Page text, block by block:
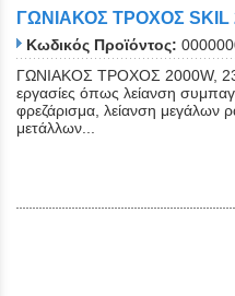
ΓΩΝΙΑΚΟΣ ΤΡΟΧΟΣ SKIL
Κωδικός Προϊόντος:
ΓΩΝΙΑΚΟΣ ΤΡΟΧΟΣ 2000W,
εργασίες όπως λείανση
φρεζάρισμα, λείανση
μετάλλων...